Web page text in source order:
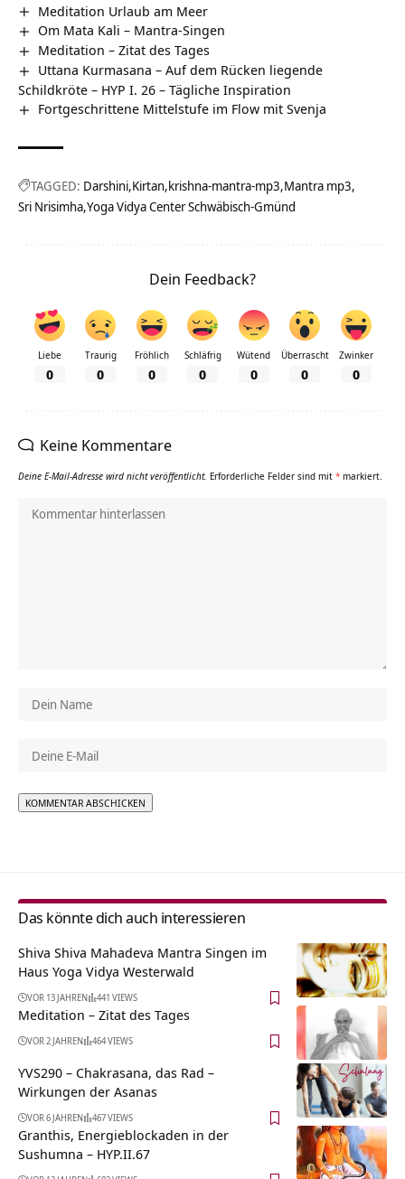
Meditation Urlaub am Meer
Om Mata Kali – Mantra-Singen
Meditation – Zitat des Tages
Uttana Kurmasana – Auf dem Rücken liegende
Schildkröte – HYP I. 26 – Tägliche Inspiration
Fortgeschrittene Mittelstufe im Flow mit Svenja
TAGGED: Darshini Kirtan krishna-mantra-mp3 Mantra mp3
Sri Nrisimha Yoga Vidya Center Schwäbisch-Gmünd
Dein Feedback?
Liebe
0
Traurig
0
Fröhlich
0
Schläfrig
0
Wütend
0
Überrascht
0
Zwinker
0
Keine Kommentare
Deine E-Mail-Adresse wird nicht veröffentlicht. Erforderliche Felder sind mit * markiert.
Das könnte dich auch interessieren
Shiva Shiva Mahadeva Mantra Singen im
Haus Yoga Vidya Westerwald
VOR 13 JAHREN 441 VIEWS
Meditation – Zitat des Tages
VOR 2 JAHREN 464 VIEWS
YVS290 – Chakrasana, das Rad –
Wirkungen der Asanas
VOR 6 JAHREN 467 VIEWS
Granthis, Energieblockaden in der
Sushumna – HYP.II.67